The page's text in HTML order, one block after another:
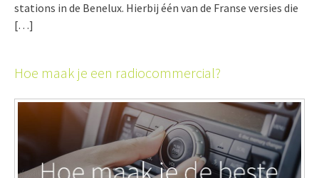
stations in de Benelux. Hierbij één van de Franse versies die
[…]
Hoe maak je een radiocommercial?